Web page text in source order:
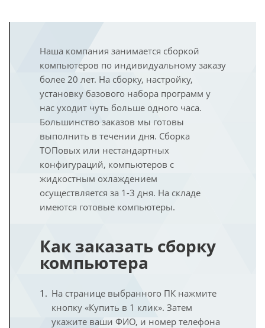
Наша компания занимается сборкой
компьютеров по индивидуальному заказу
более 20 лет. На сборку, настройку,
установку базового набора программ у
нас уходит чуть больше одного часа.
Большинство заказов мы готовы
выполнить в течении дня. Сборка
ТОПовых или нестандартных
конфигураций, компьютеров с
жидкостным охлаждением
осуществляется за 1-3 дня. На складе
имеются готовые компьютеры.
Как заказать сборку
компьютера
На странице выбранного ПК нажмите
кнопку «Купить в 1 клик». Затем
укажите ваши ФИО, и номер телефона